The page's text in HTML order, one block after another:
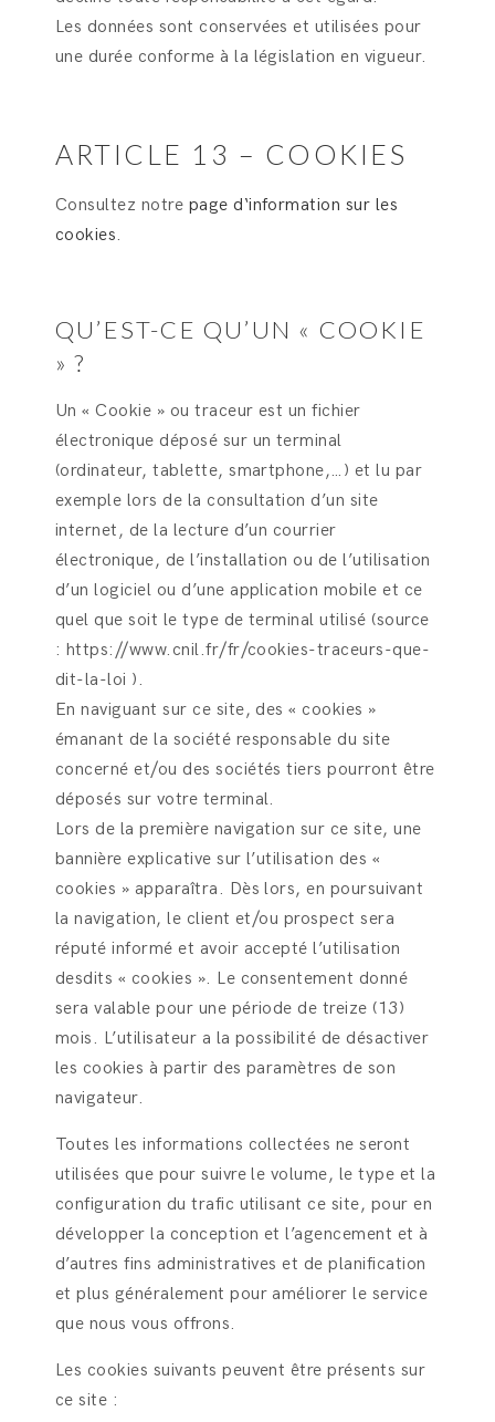
Les données sont conservées et utilisées pour
une durée conforme à la législation en vigueur.
ARTICLE 13 – COOKIES
Consultez notre page d‘information sur les
cookies.
QU’EST-CE QU’UN « COOKIE
» ?
Un « Cookie » ou traceur est un fichier
électronique déposé sur un terminal
(ordinateur, tablette, smartphone,…) et lu par
exemple lors de la consultation d’un site
internet, de la lecture d’un courrier
électronique, de l’installation ou de l’utilisation
d’un logiciel ou d’une application mobile et ce
quel que soit le type de terminal utilisé (source
: https://www.cnil.fr/fr/cookies-traceurs-que-
dit-la-loi ).
En naviguant sur ce site, des « cookies »
émanant de la société responsable du site
concerné et/ou des sociétés tiers pourront être
déposés sur votre terminal.
Lors de la première navigation sur ce site, une
bannière explicative sur l’utilisation des «
cookies » apparaîtra. Dès lors, en poursuivant
la navigation, le client et/ou prospect sera
réputé informé et avoir accepté l’utilisation
desdits « cookies ». Le consentement donné
sera valable pour une période de treize (13)
mois. L’utilisateur a la possibilité de désactiver
les cookies à partir des paramètres de son
navigateur.
Toutes les informations collectées ne seront
utilisées que pour suivre le volume, le type et la
configuration du trafic utilisant ce site, pour en
développer la conception et l’agencement et à
d’autres fins administratives et de planification
et plus généralement pour améliorer le service
que nous vous offrons.
Les cookies suivants peuvent être présents sur
ce site :